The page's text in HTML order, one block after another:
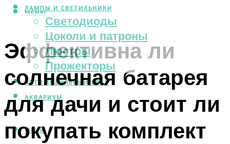
ЛАМПЫ И СВЕТИЛЬНИКИ
Светодиоды
Цоколи и патроны
Люстры
Прожекторы
АВТОМОБИЛЬНЫЙ СВЕТ
АКВАРИУМ
МЕНЮ
МЕНЮ
Эффективна ли
солнечная батарея
для дачи и стоит ли
покупать комплект